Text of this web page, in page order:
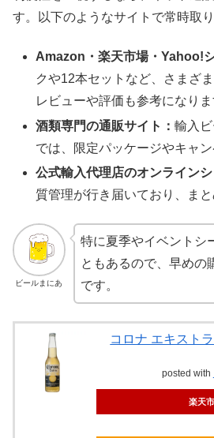
す。以下のようなサイトで常時取
Amazon・楽天市場・Yahoo!
クや12本セットなど、さまざ
レビューや評価も参考になりま
酒類専門の通販サイト：輸入
では、限定パッケージやキャン
公式輸入代理店のオンライン
質管理が行き届いており、まと
ビールまにあ
特に夏季やイベントシ
ともあるので、早めの
です。
コロナ エキスト
posted with
楽天